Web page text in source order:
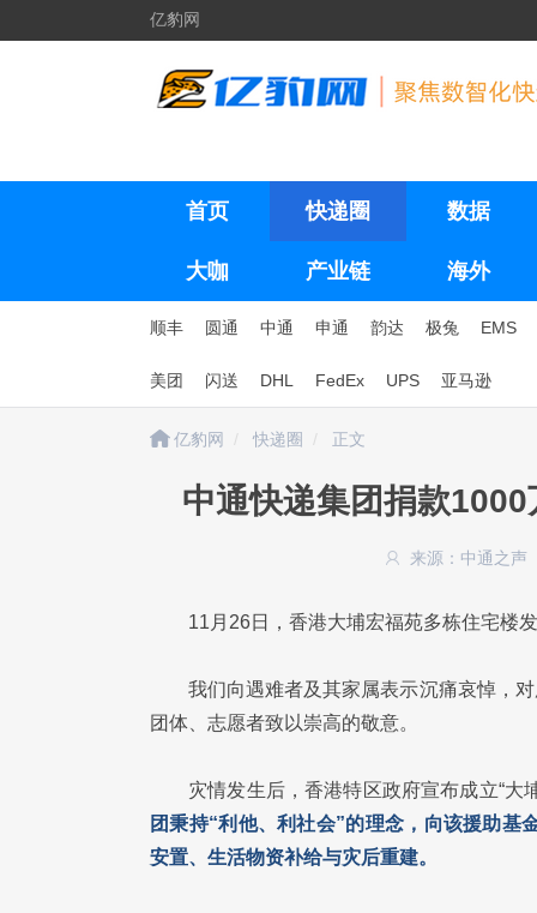
亿豹网
首页 快递圈 数据
大咖 产业链 海外
顺丰 圆通 中通 申通 韵达 极兔 EMS
美团 闪送 DHL FedEx UPS 亚马逊
亿豹网 快递圈 正文
中通快递集团捐款
来源：中通之声
11月26日，香港大埔宏福苑多栋住宅楼
我们向遇难者及其家属表示沉痛哀悼，
团体、志愿者致以崇高的敬意。
灾情发生后，香港特区政府宣布成立“大
团秉持“利他、利社会”的理念，向该援助基
安置、生活物资补给与灾后重建。